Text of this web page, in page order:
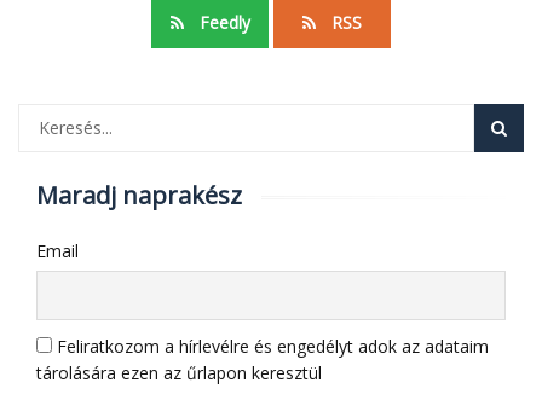
Feedly RSS
Maradj naprakész
Email
Feliratkozom a hírlevélre és engedélyt adok az adataim
tárolására ezen az űrlapon keresztül